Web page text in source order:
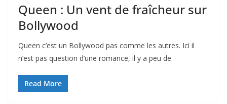
Queen : Un vent de fraîcheur sur
Bollywood
Queen c’est un Bollywood pas comme les autres. Ici il
n’est pas question d’une romance, il y a peu de
Read More